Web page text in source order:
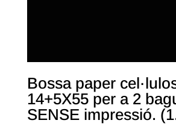
Bossa paper
14+5X55 per a 2
SENSE impressió.